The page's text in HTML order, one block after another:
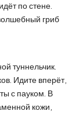
по стене.
гриб
туннельчик.
Идите вперёт,
с пауком. В
кожи,